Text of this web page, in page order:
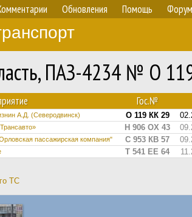
Обновления Помощь Форум
ПАЗ-4234 № О
Гос.№
А.Д. (Северодвинск) О 119 КК 29
Н 906 ОХ 43
пассажирская компания" С 953 КВ 57
Т 541 ЕЕ 64
ТС